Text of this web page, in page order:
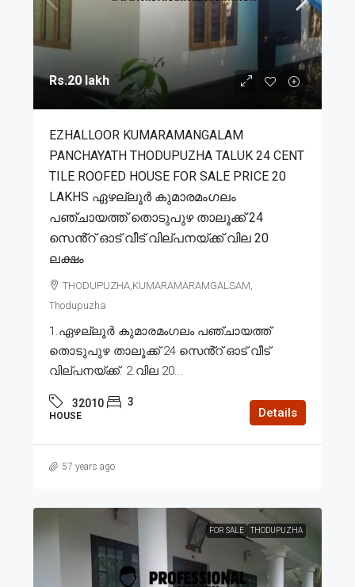
Rs.20 lakh
EZHALLOOR KUMARAMANGALAM
PANCHAYATH THODUPUZHA TALUK 24 CENT
TILE ROOFED HOUSE FOR SALE PRICE 20
LAKHS ഏഴല്ലൂർ കുമാരമംഗലം
പഞ്ചായത്ത് തൊടുപുഴ താലൂക്ക് 24
സെൻ്റ് ഓട് വീട് വില്പനയ്ക്ക് വില 20
ലക്ഷം
THODUPUZHA,KUMARAMARAMGALSAM,
Thodupuzha
1.ഏഴല്ലൂർ കുമാരമംഗലം പഞ്ചായത്ത്
തൊടുപുഴ താലൂക്ക് 24 സെൻ്റ് ഓട് വീട്
വില്പനയ്ക്ക്. 2.വില 20...
32010 3
HOUSE Details
57 years ago
FOR SALE THODUPUZHA